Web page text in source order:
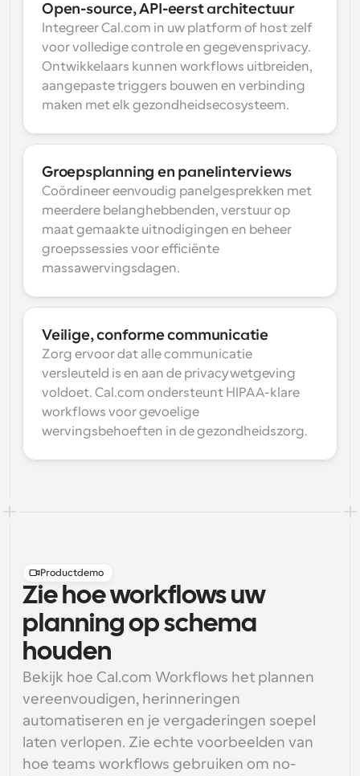
Open-source, API-eerst architectuur
Integreer Cal.com in uw platform of host zelf
voor volledige controle en gegevensprivacy.
Ontwikkelaars kunnen workflows uitbreiden,
aangepaste triggers bouwen en verbinding
maken met elk gezondheidsecosysteem.
Groepsplanning en panelinterviews
Coördineer eenvoudig panelgesprekken met
meerdere belanghebbenden, verstuur op
maat gemaakte uitnodigingen en beheer
groepssessies voor efficiënte
massawervingsdagen.
Veilige, conforme communicatie
Zorg ervoor dat alle communicatie
versleuteld is en aan de privacywetgeving
voldoet. Cal.com ondersteunt HIPAA-klare
workflows voor gevoelige
wervingsbehoeften in de gezondheidszorg.
Productdemo
Zie hoe workflows uw
planning op schema
houden
Bekijk hoe Cal.com Workflows het plannen
vereenvoudigen, herinneringen
automatiseren en je vergaderingen soepel
laten verlopen. Zie echte voorbeelden van
hoe teams workflows gebruiken om no-